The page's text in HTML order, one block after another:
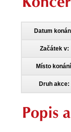
Datum
Začátek v:
Místo
Druh akce:
Popis